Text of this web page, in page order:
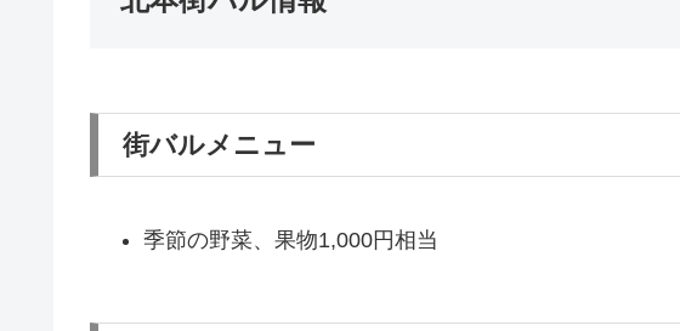
街バルメニュー
季節の野菜、果物1,000円相当